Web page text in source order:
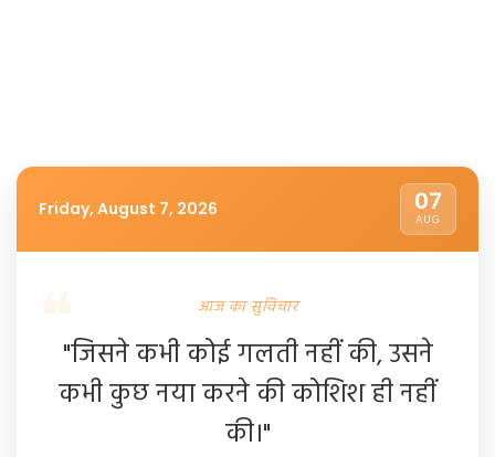
Friday, August 7, 2026 07
AUG
आज का सुविचार
"जिसने कभी कोई गलती नहीं की, उसने
कभी कुछ नया करने की कोशिश ही नहीं
की।"